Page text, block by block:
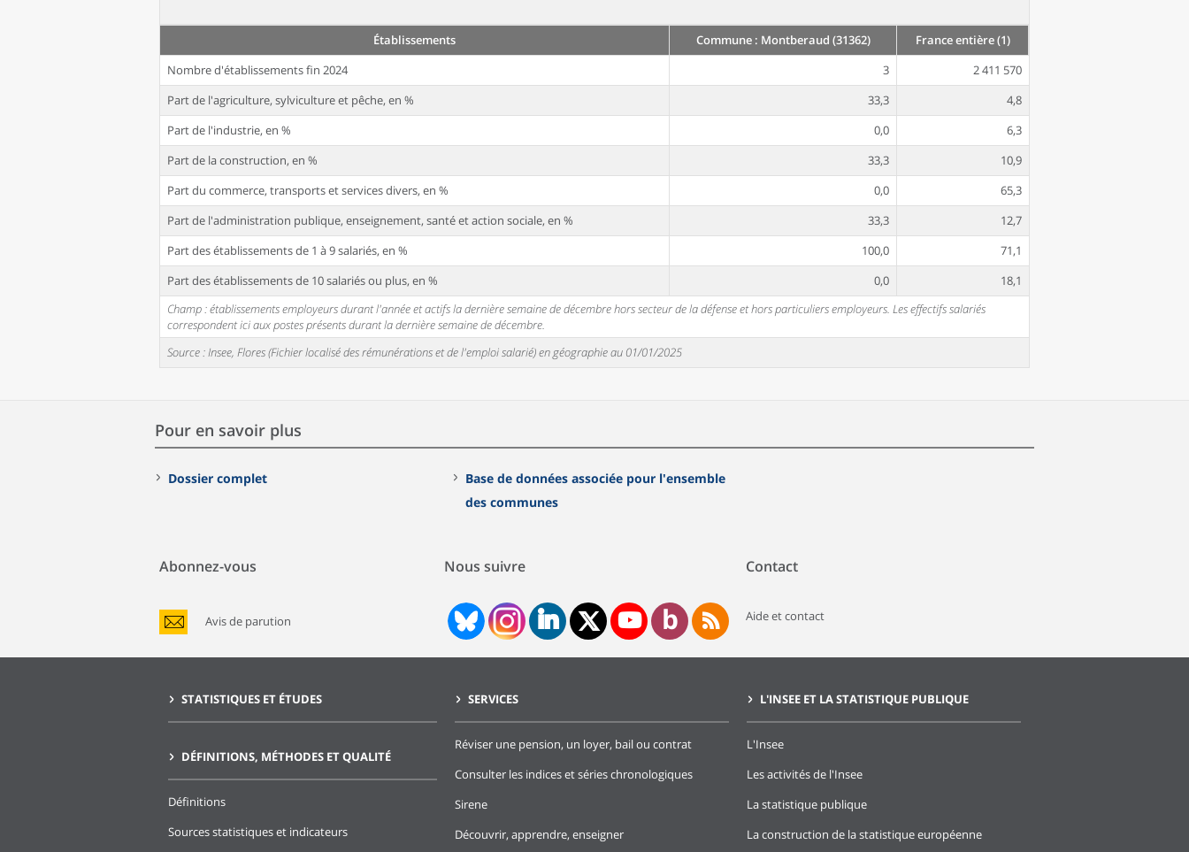
Établissements Commune : Montberaud (31362)
France entière (1)
Nombre d'établissements fin 2024
3
2 411 570
Part de l'agriculture, sylviculture et pêche, en %
33,3
4,8
Part de l'industrie, en %
0,0
6,3
Part de la construction, en %
33,3
10,9
Part du commerce, transports et services divers, en %
0,0
65,3
Part de l'administration publique, enseignement, santé et action sociale, en %
33,3
12,7
Part des établissements de 1 à 9 salariés, en %
100,0
71,1
Part des établissements de 10 salariés ou plus, en %
0,0
18,1
Champ : établissements employeurs durant l'année et actifs la dernière semaine de décembre hors secteur de la défense et hors particuliers employeurs. Les effectifs salariés
correspondent ici aux postes présents durant la dernière semaine de décembre.
Source : Insee, Flores (Fichier localisé des rémunérations et de l'emploi salarié) en géographie au 01/01/2025
Pour en savoir plus
Dossier complet
Base de données associée pour l'ensemble
des communes
Abonnez-vous
Avis de parution
Nous suivre Contact
Aide et contact
STATISTIQUES ET ÉTUDES
DÉFINITIONS, MÉTHODES ET QUALITÉ
Définitions
Sources statistiques et indicateurs
SERVICES
Réviser une pension, un loyer, bail ou contrat
Consulter les indices et séries chronologiques
Sirene
Découvrir, apprendre, enseigner
L'INSEE ET LA STATISTIQUE PUBLIQUE
L'Insee
Les activités de l'Insee
La statistique publique
La construction de la statistique européenne